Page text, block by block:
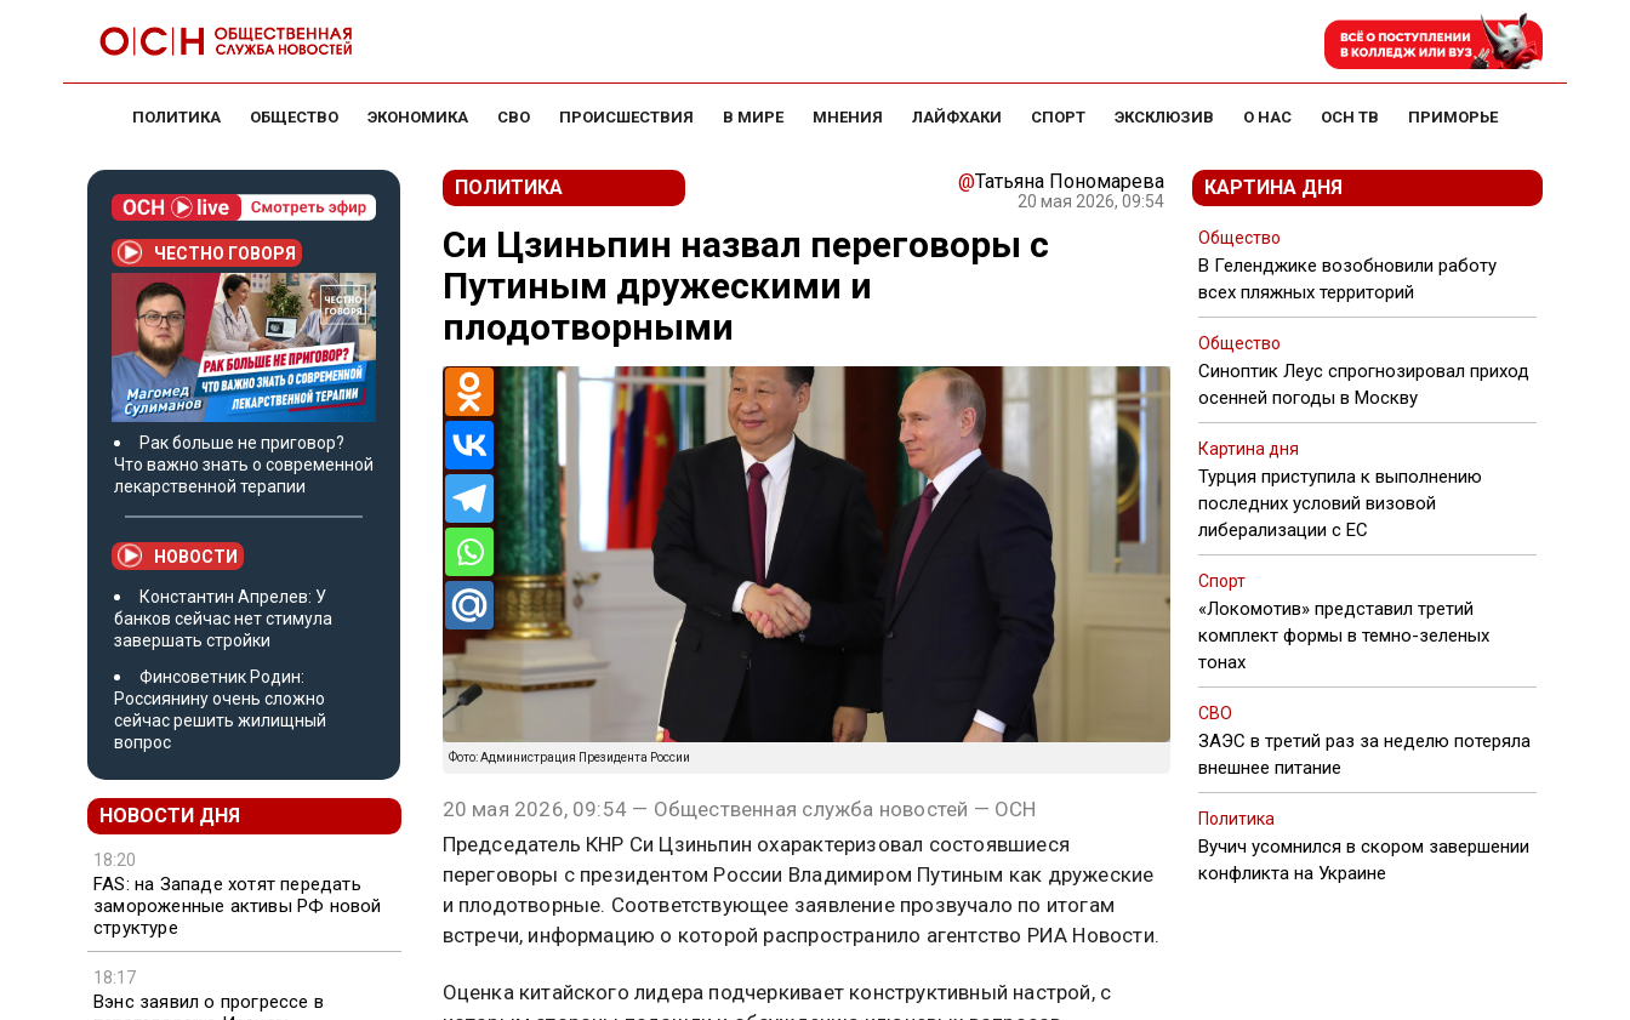
ПОЛИТИКА ОБЩЕСТВО ЭКОНОМИКА СВО ПРОИСШЕСТВИЯ В МИРЕ МНЕНИЯ ЛАЙФХАКИ СПОРТ ЭКСКЛЮЗИВ О НАС ОСН ТВ ПРИМОРЬЕ
ЧЕСТНО ГОВОРЯ
Рак больше не приговор?
Что важно знать о современной
лекарственной терапии
НОВОСТИ
Константин Апрелев: У
банков сейчас нет стимула
завершать стройки
Финсоветник Родин:
Россиянину очень сложно
сейчас решить жилищный
вопрос
НОВОСТИ ДНЯ
18:20
FAS: на Западе хотят передать
замороженные активы РФ новой
структуре
18:17
Вэнс заявил о прогрессе в
ПОЛИТИКА @Татьяна Пономарева
20 мая 2026, 09:54
Си Цзиньпин назвал переговоры с
Путиным дружескими и
плодотворными
Фото: Администрация Президента России
20 мая 2026, 09:54 — Общественная служба новостей — ОСН
Председатель КНР Си Цзиньпин охарактеризовал состоявшиеся
переговоры с президентом России Владимиром Путиным как дружеские
и плодотворные. Соответствующее заявление прозвучало по итогам
встречи, информацию о которой распространило агентство РИА Новости.
Оценка китайского лидера подчеркивает конструктивный настрой, с
КАРТИНА ДНЯ
Общество
В Геленджике возобновили работу
всех пляжных территорий
Общество
Синоптик Леус спрогнозировал приход
осенней погоды в Москву
Картина дня
Турция приступила к выполнению
последних условий визовой
либерализации с ЕС
Спорт
«Локомотив» представил третий
комплект формы в темно-зеленых
тонах
СВО
ЗАЭС в третий раз за неделю потеряла
внешнее питание
Политика
Вучич усомнился в скором завершении
конфликта на Украине